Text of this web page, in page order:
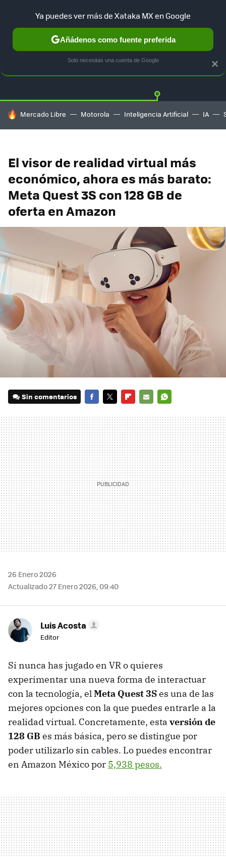
GUÍA DE COMPRAS MERCADO LIBRE
HOY SE HABLA DE
Mercado Libre Motorola Inteligencia Artificial IA
El visor de realidad virtual más
económico, ahora es más barato:
Meta Quest 3S con 128 GB de
oferta en Amazon
Sin comentarios
MAIL
26 Enero 2026
Actualizado 27 Enero 2026, 09:40
Luis Acosta
Editor
Si nunca has jugado en VR o quieres
experimentar una nueva forma de interactuar
con la tecnología, elMeta Quest 3Ses una de las
mejores opciones con la que puedes entrarle a la
realidad virtual. Concretamente, esta versión de
128 GB es más básica, pero se distingue por
poder utilizarlo sin cables. Lo puedes encontrar
en Amazon México por 5,938 pesos.
×
Ya puedes ver más de Xataka MX en Google
Añádenos como fuente preferida
Solo necesitas una cuenta de Google